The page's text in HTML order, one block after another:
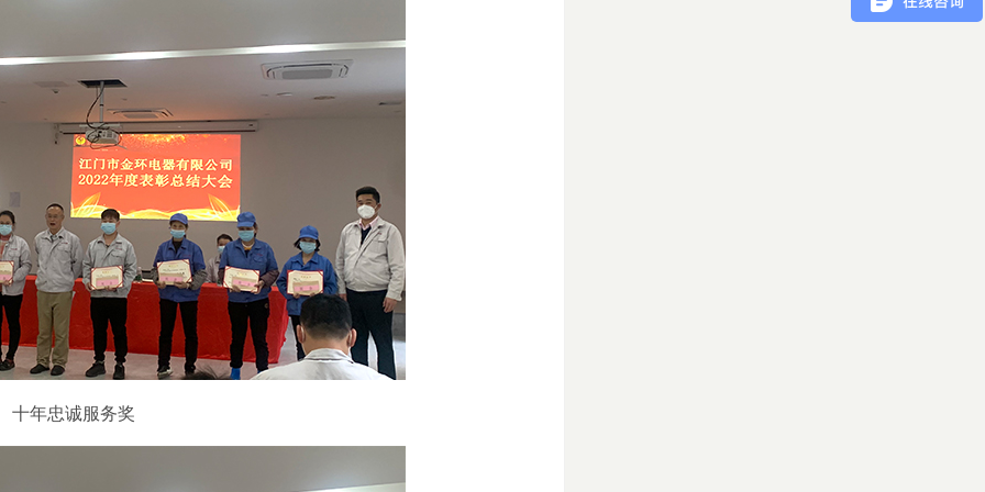
十年忠诚服务奖